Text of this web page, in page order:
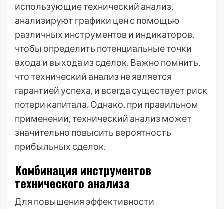
использующие технический анализ,
анализируют графики цен с помощью
различных инструментов и индикаторов,
чтобы определить потенциальные точки
входа и выхода из сделок. Важно помнить,
что технический анализ не является
гарантией успеха, и всегда существует риск
потери капитала. Однако, при правильном
применении, технический анализ может
значительно повысить вероятность
прибыльных сделок.
Комбинация инструментов
технического анализа
Для повышения эффективности